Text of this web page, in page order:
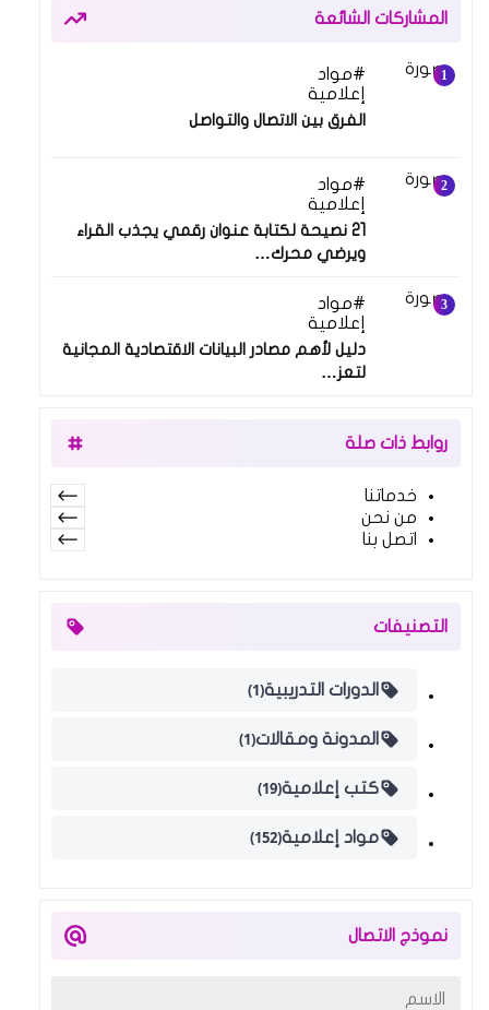
المشاركات الشائعة
مواد
إعلامية
الفرق بين الاتصال والتواصل
مواد
إعلامية
21 نصيحة لكتابة عنوان رقمي يجذب القراء
ويرضي محرك…
مواد
إعلامية
دليل لأهم مصادر البيانات الاقتصادية المجانية
لتعز…
روابط ذات صلة
خدماتنا
من نحن
اتصل بنا
التصنيفات
الدورات التدريبية(1)
المدونة ومقالات(1)
كتب إعلامية(19)
مواد إعلامية(152)
نموذج الاتصال